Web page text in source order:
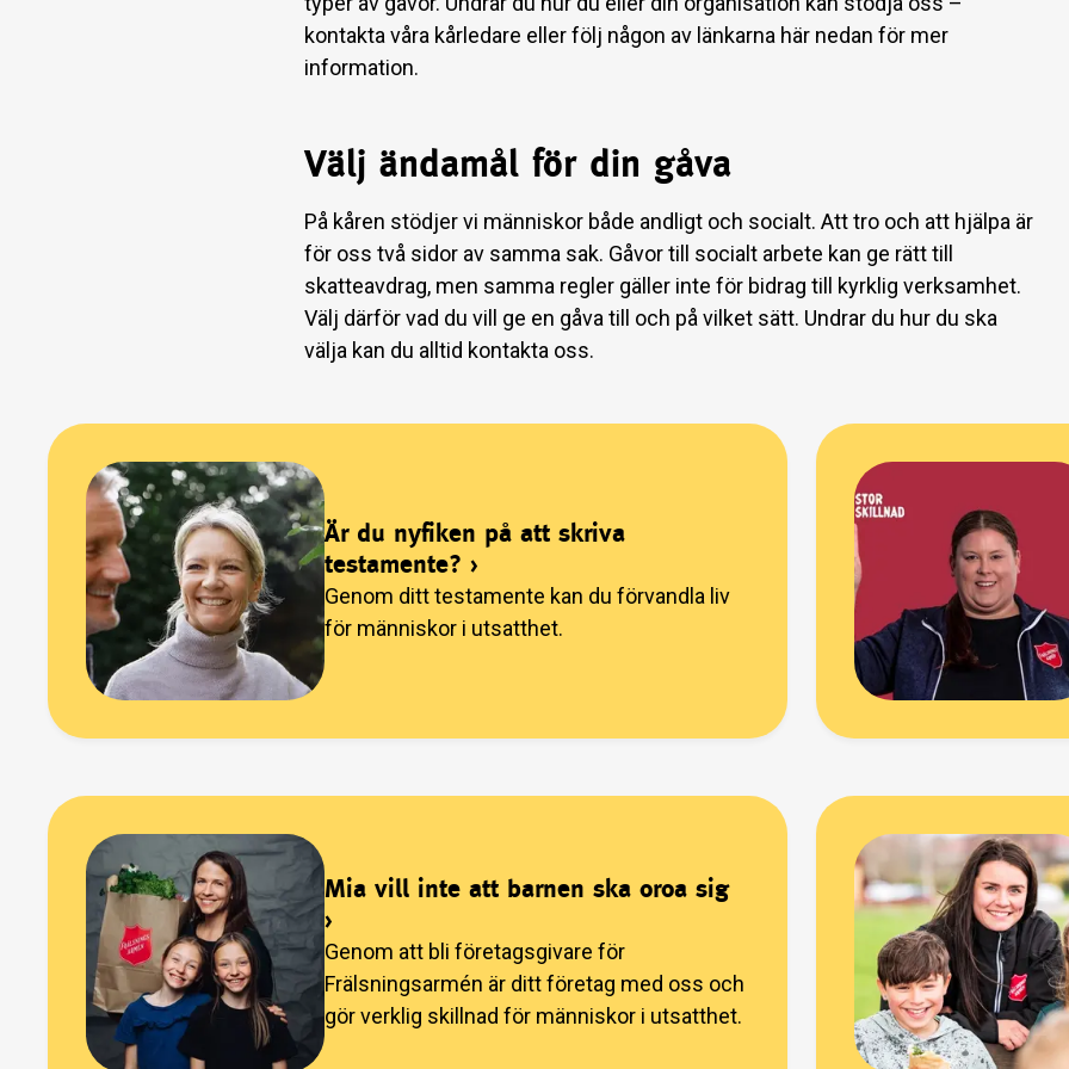
kontakta våra kårledare eller följ någon av länkarna här nedan för mer
information.
Välj ändamål för din gåva
På kåren stödjer vi människor både andligt och socialt. Att tro och att hjälpa är
för oss två sidor av samma sak. Gåvor till socialt arbete kan ge rätt till
skatteavdrag, men samma regler gäller inte för bidrag till kyrklig verksamhet.
Välj därför vad du vill ge en gåva till och på vilket sätt. Undrar du hur du ska
välja kan du alltid kontakta oss.
Är du nyfiken på att skriva
testamente? ›
Genom ditt testamente kan du förvandla liv
för människor i utsatthet.
Mia vill inte att barnen ska oroa sig
›
Genom att bli företagsgivare för
Frälsningsarmén är ditt företag med oss och
gör verklig skillnad för människor i utsatthet.